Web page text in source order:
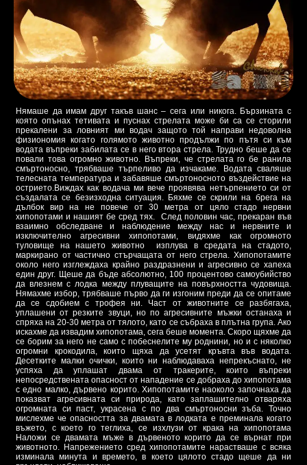
Нямаше да имам друг такъв шанс – сега или никога. Бързината с
която опънах тетивата и пуснах стрелата може би са се сторили
прекалени за ловният ми водач защото той направи недоволна
физиономия когато голямото животно продължи по пътя си към
водата въпреки забилата се в него втора стрела. Трудно беше да се
повали това огромно животно. Въпреки, че стрелата го бе ранила
смъртоносно, трябваше търпеливо да изчакаме. Водата сваляше
телесната температура и забавяше смъртоносното въздействие на
острието.Виждах как водача ми вече проявява нетърпението си от
създалата се безизходна ситуация. Бяхме се скрили на брега на
дълбок вир на не повече от 30 метра от цяло стадо нервни
хипопотами и нашият бе сред тях. След половин час, прекаран във
взаимно обследване и наблюдение между нас и нервните и
изключително агресивни хипопотами, видяхме как огромното
туловище на нашето животно изплува в средата на стадото,
маркирано от частично стърчащата от него стрела. Хипопотамите
около него изглеждаха крайно раздразнени и агресивно се хапеха
един друг. Щеше да бъде абсолютно, 100 процентово самоубийство
да влезнем с лодка между плуващите на повърхността чудовища.
Нямахме избор, трябваше първо да ги изгоним преди да се опитаме
да се сдобием с трофея ни. Част от животните се разбягаха,
уплашени от резките звуци, но по агресивните мъжки останаха и
спряха на 20-30 метра от тялото, като се събраха в плътна група. Ако
искахме да извадим хипопотама, сега беше момента. Скоро щяхме да
се борим за него не само с побеснелите му роднини, но и с няколко
огромни крокодила, които щяха да усетят кръвта във водата.
Десетките малки очички, които ни наблюдаваха непрекъснато, не
успяха да уплашат двама от тракерите, които въпреки
непосредствената опасност от нападение се добраха до хипопотама
с едно малко, дървено корито. Хипопотамите наоколо започнаха да
показват агресивната си природа, като заплашително отваряха
огромната си паст, украсена с по два смъртоносни зъба. Точно
мислехме че опасността за двамата в лодката е преминала когато
въжето, с което го теглиха, се изхлузи от крака на хипопотама
Наложи се двамата мъже в дървеното корито да се върнат при
животното. Напрежението сред хипопотамите нарастваше с всяка
изминала минута и времето, в което цялото стадо щеше да ни